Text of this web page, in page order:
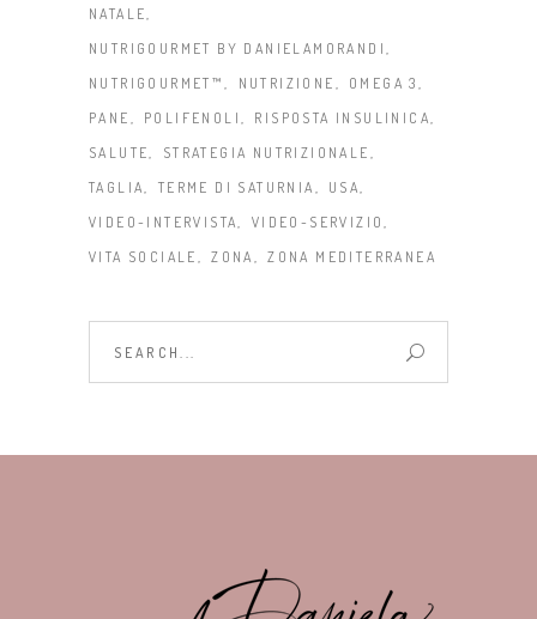
NATALE
NUTRIGOURMET BY DANIELAMORANDI
NUTRIGOURMET™
NUTRIZIONE
OMEGA 3
PANE
POLIFENOLI
RISPOSTA INSULINICA
SALUTE
STRATEGIA NUTRIZIONALE
TAGLIA
TERME DI SATURNIA
USA
VIDEO-INTERVISTA
VIDEO-SERVIZIO
VITA SOCIALE
ZONA ZONA MEDITERRANEA